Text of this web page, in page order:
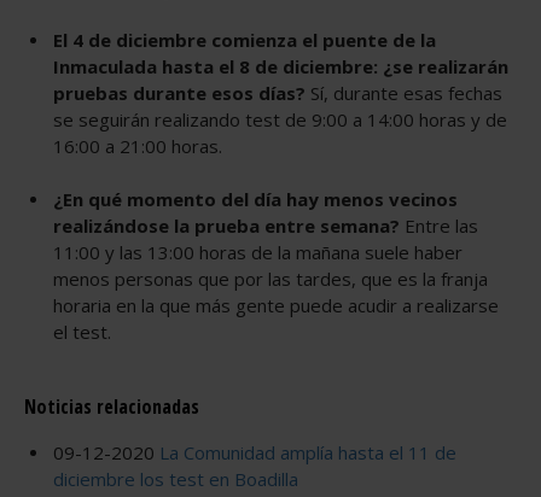
El 4 de diciembre comienza el puente de la
Inmaculada hasta el 8 de diciembre: ¿se realizarán
pruebas durante esos días? Sí, durante esas fechas
se seguirán realizando test de 9:00 a 14:00 horas y de
16:00 a 21:00 horas.
¿En qué momento del día hay menos vecinos
realizándose la prueba entre semana? Entre las
11:00 y las 13:00 horas de la mañana suele haber
menos personas que por las tardes, que es la franja
horaria en la que más gente puede acudir a realizarse
el test.
Noticias relacionadas
09-12-2020 La Comunidad amplía hasta el 11 de
diciembre los test en Boadilla